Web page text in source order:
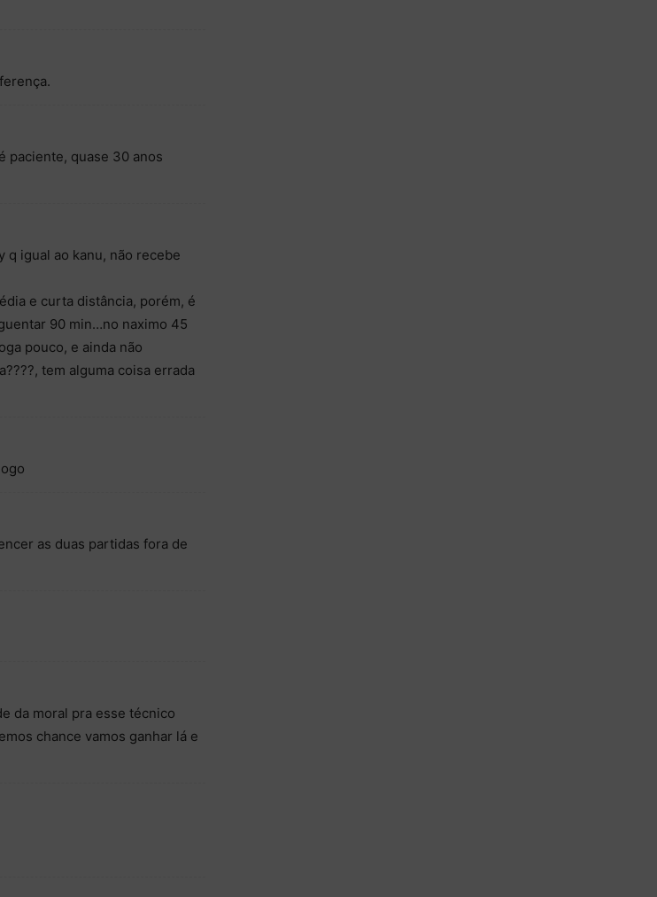
paciente, quase 30 anos
q igual ao kanu, não recebe
e curta distância, porém, é
90 min…no naximo 45
pouco, e ainda não
tem alguma coisa errada
as duas partidas fora de
da moral pra esse técnico
chance vamos ganhar lá e